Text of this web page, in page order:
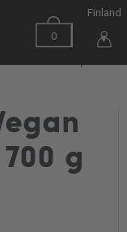
0
Finland
▼
g